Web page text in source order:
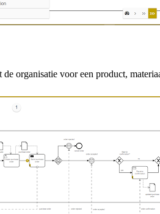
organisatie voor een product,